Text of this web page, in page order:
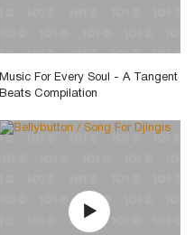
Music For Every Soul - A Tangent
Beats Compilation